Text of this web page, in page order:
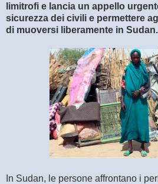
limitrofi e lancia un appello
sicurezza dei civili e permettere
di muoversi liberamente in Sudan.
In Sudan, le persone affrontano i